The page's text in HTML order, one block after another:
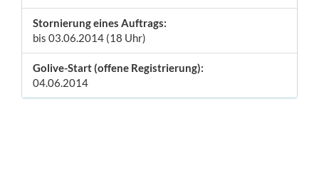
Stornierung eines Auftrags:
bis 03.06.2014 (18 Uhr)
Golive-Start (offene Registrierung):
04.06.2014